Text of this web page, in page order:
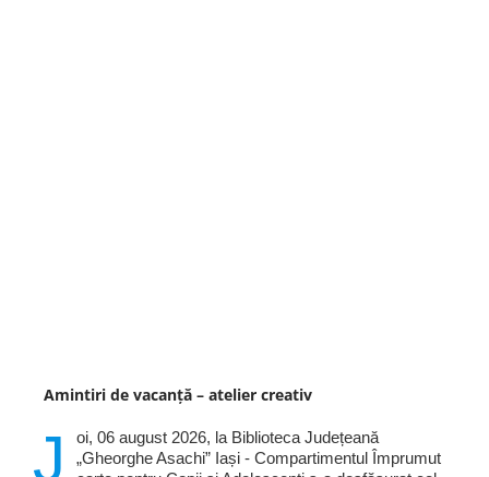
Amintiri de vacanță – atelier creativ
J
oi, 06 august 2026, la Biblioteca Județeană
„Gheorghe Asachi” Iași - Compartimentul Împrumut